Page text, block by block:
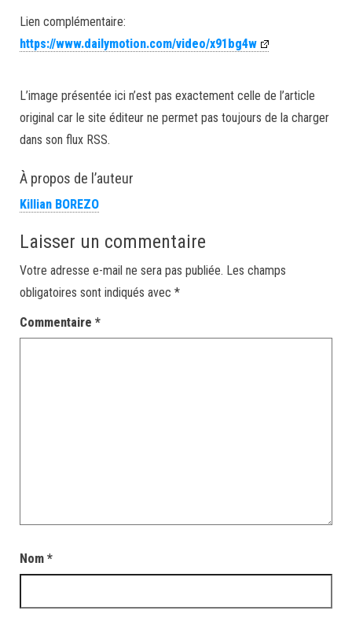
Lien complémentaire:
https://www.dailymotion.com/video/x91bg4w
L’image présentée ici n’est pas exactement celle de l’article
original car le site éditeur ne permet pas toujours de la charger
dans son flux RSS.
À propos de l’auteur
Killian BOREZO
Laisser un commentaire
Votre adresse e-mail ne sera pas publiée. Les champs
obligatoires sont indiqués avec *
Commentaire *
Nom *